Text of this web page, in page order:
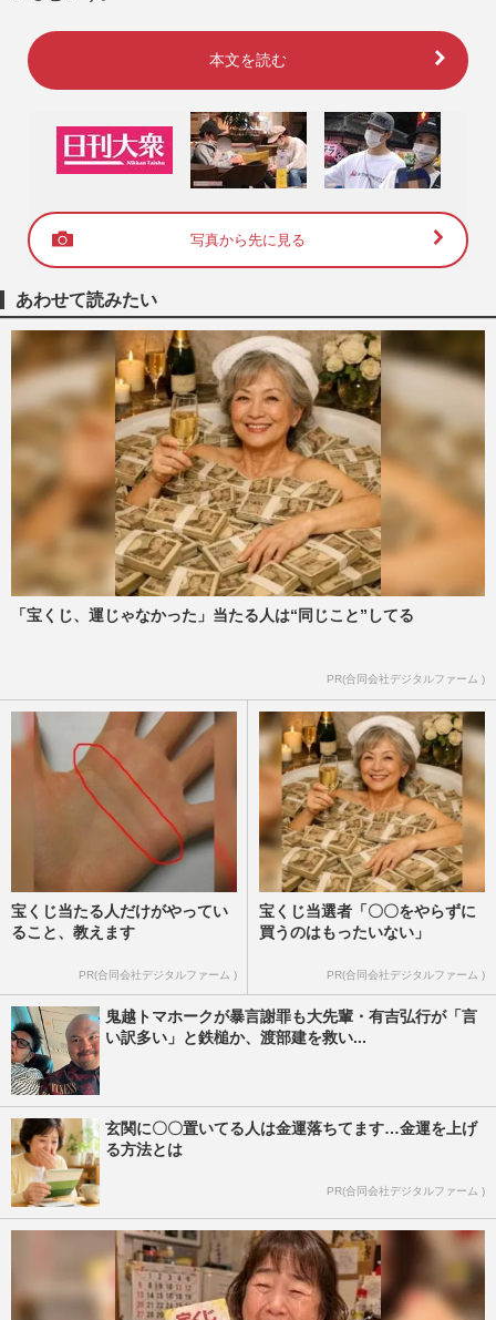
本文を読む
写真から先に見る
あわせて読みたい
「宝くじ、運じゃなかった」当たる人は“同じこと”してる
PR(合同会社デジタルファーム )
宝くじ当たる人だけがやってい
ること、教えます
PR(合同会社デジタルファーム )
宝くじ当選者「〇〇をやらずに
買うのはもったいない」
PR(合同会社デジタルファーム )
鬼越トマホークが暴言謝罪も大先輩・有吉弘行が「言
い訳多い」と鉄槌か、渡部建を救い...
玄関に〇〇置いてる人は金運落ちてます…金運を上げ
る方法とは
PR(合同会社デジタルファーム )